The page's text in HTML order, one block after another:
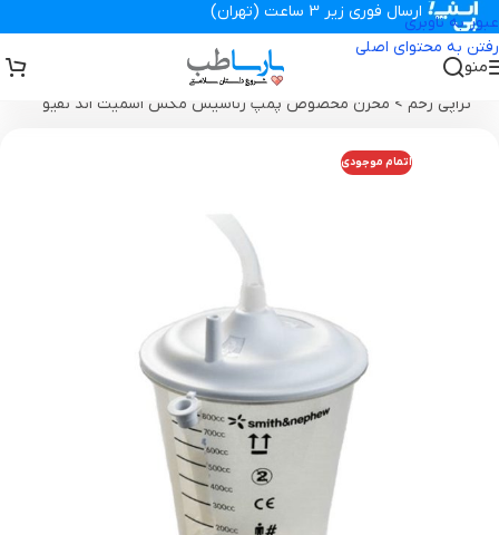
عبور به ناوبری
رفتن به محتوای اصلی
ارسال فوری زیر 3 ساعت (تهران)
منو
تجهیزات پزشکی پارساطب محصولات وکیوم تراپی زخم
مخزن وکیوم
تراپی زخم > مخزن مخصوص پمپ رناسیس مکس اسمیت اند نفیو
اتمام موجودی